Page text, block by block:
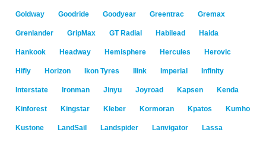
Goldway Goodride Goodyear Greentrac Gremax
Grenlander GripMax GT Radial Habilead Haida
Hankook Headway Hemisphere Hercules Herovic
Hifly Horizon Ikon Tyres Ilink Imperial Infinity
Interstate Ironman Jinyu Joyroad Kapsen Kenda
Kinforest Kingstar Kleber Kormoran Kpatos Kumho
Kustone LandSail Landspider Lanvigator Lassa